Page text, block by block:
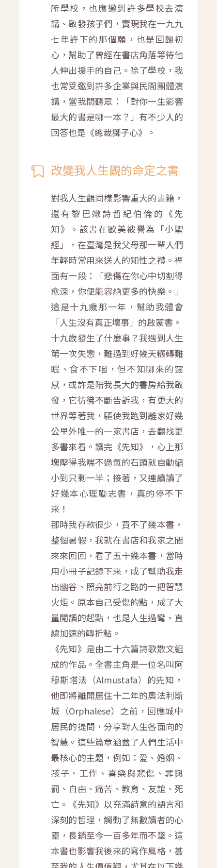
所學校，也應邀到許多學校去演
講、啟發孩子們，實現我在一九九
七年許下的那個願，也是回歸初
心，幫助了曾經在書店角落等待他
人伸出援手的自己。除了學校，我
也常受邀到許多企業與民間團體演
講，當我問聽眾：「對你一生影響
最大的書是哪一本？」有不少人的
回答也是《總裁獅子心》。
改變我人生觀的命定之書
對我人生觀同樣影響重大的書籍，
還有黎巴嫩詩哲紀伯倫的《先
知》。該書在歐美被譽為「小聖
經」，在臺灣是我父母那一輩人們
年輕時常用來送人的知性之禮。裡
面有一段：「悲傷在你心中切割得
愈深，你便能容納更多的快樂。」
這是十九歲那一年，幫助我體會
「人生沒有真正壞事」的啟蒙書。
十九歲發生了什麼事？我遇到人生
第一次失戀，難過到好幾天輾轉難
眠、食不下咽，但不知哪來的靈
感，或許是陪我長大的書房給我啟
發，它彷彿不斷告訴我，有更大的
世界等著我，驅使我跑到離家好幾
公里外唯一的一家書店，去翻找更
多書來看。讀完《先知》，心上那
塊壓得我喘不過氣的石頭就自動縮
小到只剩一半；接著，又連續讀了
好幾本心理勵志書，真的停不下
來！
那時我存款很少，買不了幾本書，
整個暑假，我就在書店和我家之間
來來回回，看了五十幾本書，當時
用小冊子記錄下來，成了幫助我走
出幽谷、照亮前行之路的一把智慧
火炬。原本自己受傷的點，成了大
量閱讀的起點，也是人生過彎、直
線加速的轉折點。
《先知》是由二十六篇詩歌散文組
成的作品。全書主角是一位名叫阿
穆斯塔法（Almustafa）的先知，
他即將離開居住十二年的奧法利斯
城（Orphalese）之前，回應城中
居民的提問，分享對人生各面向的
智慧。這些篇章涵蓋了人們生活中
最核心的主題，例如：愛、婚姻、
孩子、工作、喜樂與悲傷、罪與
罰、自由、痛苦、教育、友誼、死
亡。《先知》以充滿詩意的語言和
深刻的哲理，觸動了無數讀者的心
靈，長銷至今一百多年而不墜。這
本書也影響我後來的寫作風格，甚